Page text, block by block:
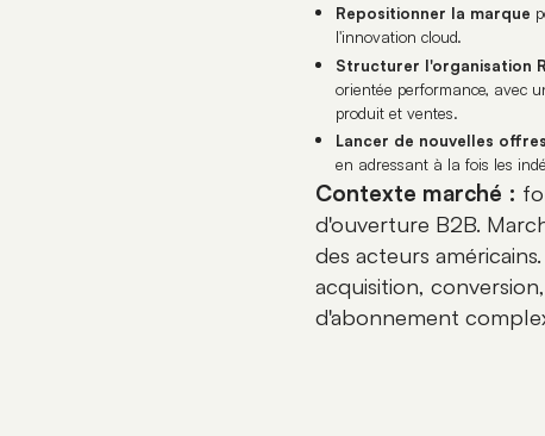
Repositionner la marque
l'innovation cloud.
Structurer l'organisation
orientée performance, avec
produit et ventes.
Lancer de nouvelles offres
en adressant à la fois les
Contexte marché :
d'ouverture B2B.
des acteurs
acquisition,
d'abonnement